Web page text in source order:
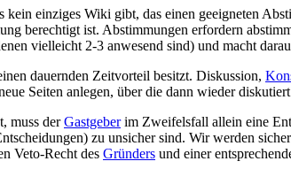
einziges Wiki gibt, das einen geeigneten
berechtigt ist. Abstimmungen erfordern
vielleicht 2-3 anwesend sind) und macht
dauernden Zeitvorteil besitzt. Diskussion,
Seiten anlegen, über die dann wieder
muss derGastgeberim Zweifelsfall allein eine
zu unsicher sind. Wir werden
Veto-Recht des Gründers und einer